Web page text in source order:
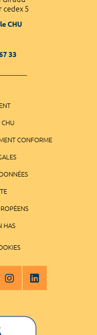
cedex 5
CHU
33
CHU
CONFORME
HAS